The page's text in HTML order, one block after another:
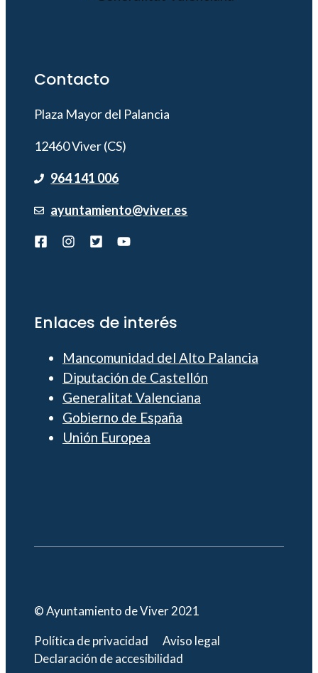
Contacto
Plaza Mayor del Palancia
12460 Viver (CS)
964 141 006
ayuntamiento@viver.es
Enlaces de interés
Mancomunidad del Alto Palancia
Diputación de Castellón
Generalitat Valenciana
Gobierno de España
Unión Europea
© Ayuntamiento de Viver 2021
Política de privacidad
Aviso legal
Declaración de accesibilidad